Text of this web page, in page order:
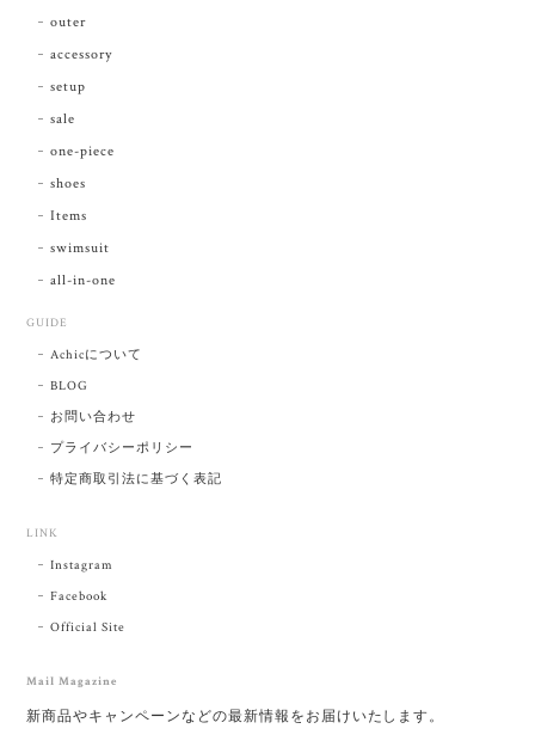
outer
accessory
setup
sale
one-piece
shoes
Items
swimsuit
all-in-one
GUIDE
Achicについて
BLOG
お問い合わせ
プライバシーポリシー
特定商取引法に基づく表記
LINK
Instagram
Facebook
Official Site
Mail Magazine
新商品やキャンペーンなどの最新情報をお届けいたします。